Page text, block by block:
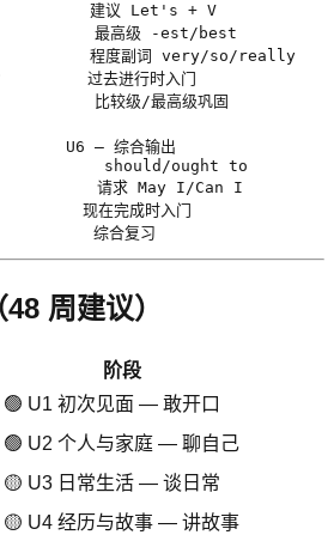
建议 Let's + V
最高级 -est/best
程度副词 very/so/really
过去进行时入门
比较级/最高级巩固
U6 — 综合输出
should/ought to
请求 May I/Can I
现在完成时入门
综合复习
周建议）
阶段
🟢 U1 初次见面 — 敢开口
🟢 U2 个人与家庭 — 聊自己
🟡 U3 日常生活 — 谈日常
🟡 U4 经历与故事 — 讲故事